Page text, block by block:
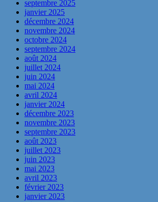
septembre 2025
janvier 2025
décembre 2024
novembre 2024
octobre 2024
septembre 2024
août 2024
juillet 2024
juin 2024
mai 2024
avril 2024
janvier 2024
décembre 2023
novembre 2023
septembre 2023
août 2023
juillet 2023
juin 2023
mai 2023
avril 2023
février 2023
janvier 2023